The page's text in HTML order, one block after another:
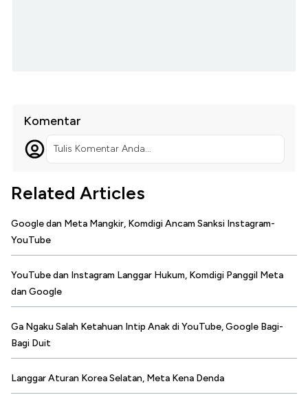
Komentar
Tulis Komentar Anda...
Related Articles
Google dan Meta Mangkir, Komdigi Ancam Sanksi Instagram-
YouTube
YouTube dan Instagram Langgar Hukum, Komdigi Panggil Meta
dan Google
Ga Ngaku Salah Ketahuan Intip Anak di YouTube, Google Bagi-
Bagi Duit
Langgar Aturan Korea Selatan, Meta Kena Denda